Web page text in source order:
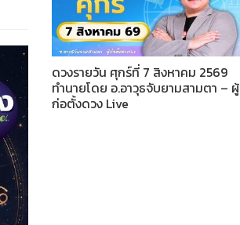
ดวงรายวัน ศุกร์ที่ 7 สิงหาคม 2569
ทำนายโดย อ.อาวุธจับยามสามตา – ผู้
ก่อตั้งดวง Live